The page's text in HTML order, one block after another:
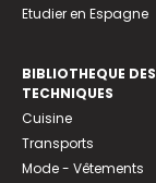
Etudier en Espagne
BIBLIOTHEQUE DES
TECHNIQUES
Cuisine
Transports
Mode - Vêtements